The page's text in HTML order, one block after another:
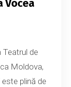
Vocea
Teatrul de
Moldova,
plină de